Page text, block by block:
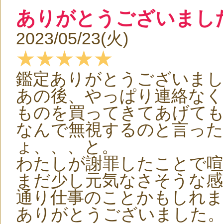
ありがとうございまし
2023/05/23(火)
★★★★★
鑑定ありがとうございま
あの後、やっぱり連絡な
ものを買ってきてあげて
なんで無視するのと言っ
ょ、、、と。
わたしが謝罪したことで
まだ少し元気なさそうな
通り仕事のことかもしれ
ありがとうございました